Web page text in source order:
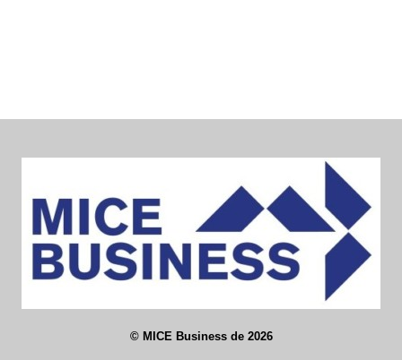
© MICE Business de2026